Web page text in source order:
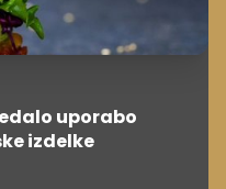
uporabo
izdelke